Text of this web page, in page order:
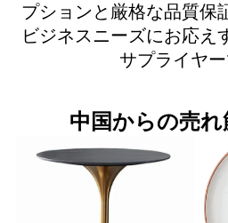
プションと厳格な品質保
ビジネスニーズにお応え
サプライヤー
中国からの売